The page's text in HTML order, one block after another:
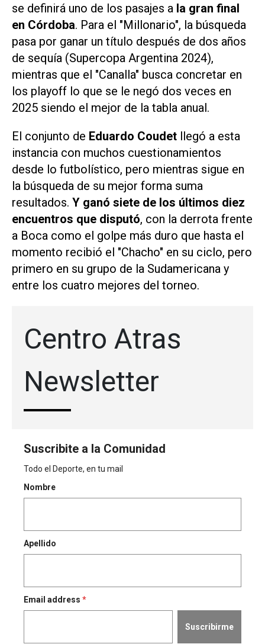
se definirá uno de los pasajes a la gran final
en Córdoba. Para el "Millonario", la búsqueda
pasa por ganar un título después de dos años
de sequía (Supercopa Argentina 2024),
mientras que el "Canalla" busca concretar en
los playoff lo que se le negó dos veces en
2025 siendo el mejor de la tabla anual.
El conjunto de Eduardo Coudet llegó a esta
instancia con muchos cuestionamientos
desde lo futbolístico, pero mientras sigue en
la búsqueda de su mejor forma suma
resultados. Y ganó siete de los últimos diez
encuentros que disputó, con la derrota frente
a Boca como el golpe más duro que hasta el
momento recibió el "Chacho" en su ciclo, pero
primero en su grupo de la Sudamericana y
entre los cuatro mejores del torneo.